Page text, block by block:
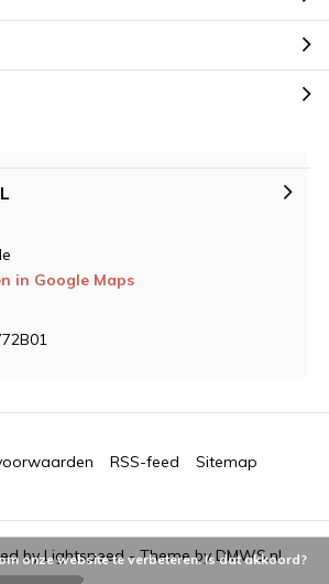
in Google Maps
byLightspeed- Theme byDMWS.nl
RSS-feed Sitemap
onze website te verbeteren. Is dat akkoord?